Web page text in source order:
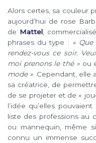
Alors certes, sa couleur
aujourd’hui de rose
de Mattel ,
phrases du type : «
rendez-vous ce soir.
moi prenons le thé »ou
mode » . Cependant,
sa créatrice, de
de se projeter et de «
l’idée qu’elles
liste des professions au
ou mannequin, même
connu un immense